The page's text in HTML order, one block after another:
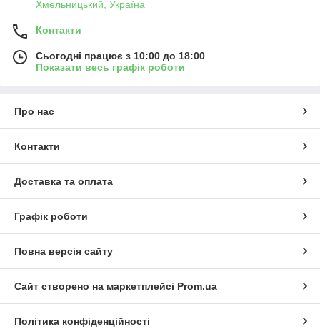
Хмельницький, Україна
Контакти
Сьогодні працює з 10:00 до 18:00
Показати весь графік роботи
Про нас
Контакти
Доставка та оплата
Графік роботи
Повна версія сайту
Сайт створено на маркетплейсі Prom.ua
Політика конфіденційності